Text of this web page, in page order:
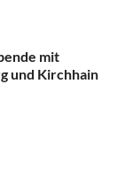
mit
und Kirchhain